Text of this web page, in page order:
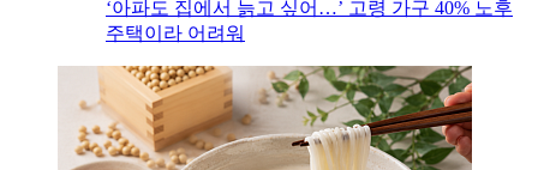
‘아파도 집에서 늙고 싶어…’ 고령 가구 40% 노후
주택이라 어려워